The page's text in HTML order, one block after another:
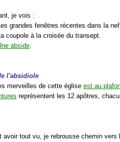
je vois :
grandes fenêtres récentes dans la
coupole à la croisée du transept.
abside.
l'absidiole
merveilles de cette égliseest au
représentent les 12 apôtres,
avoir tout vu, je rebrousse chemin vers